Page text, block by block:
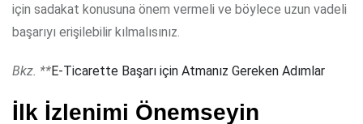
için sadakat konusuna önem vermeli ve böylece uzun vadeli
başarıyı erişilebilir kılmalısınız.
Bkz. **E-Ticarette Başarı için Atmanız Gereken Adımlar
İlk İzlenimi Önemseyin